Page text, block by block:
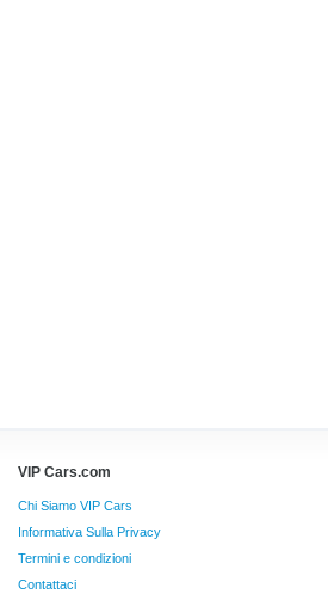
VIP Cars.com
Chi Siamo VIP Cars
Informativa Sulla Privacy
Termini e condizioni
Contattaci